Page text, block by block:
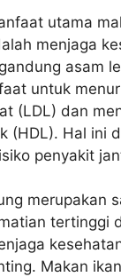
utama
menjaga
asam
untuk
(LDL) dan
(HDL). Hal ini
penyakit
merupakan
tertinggi
Makan